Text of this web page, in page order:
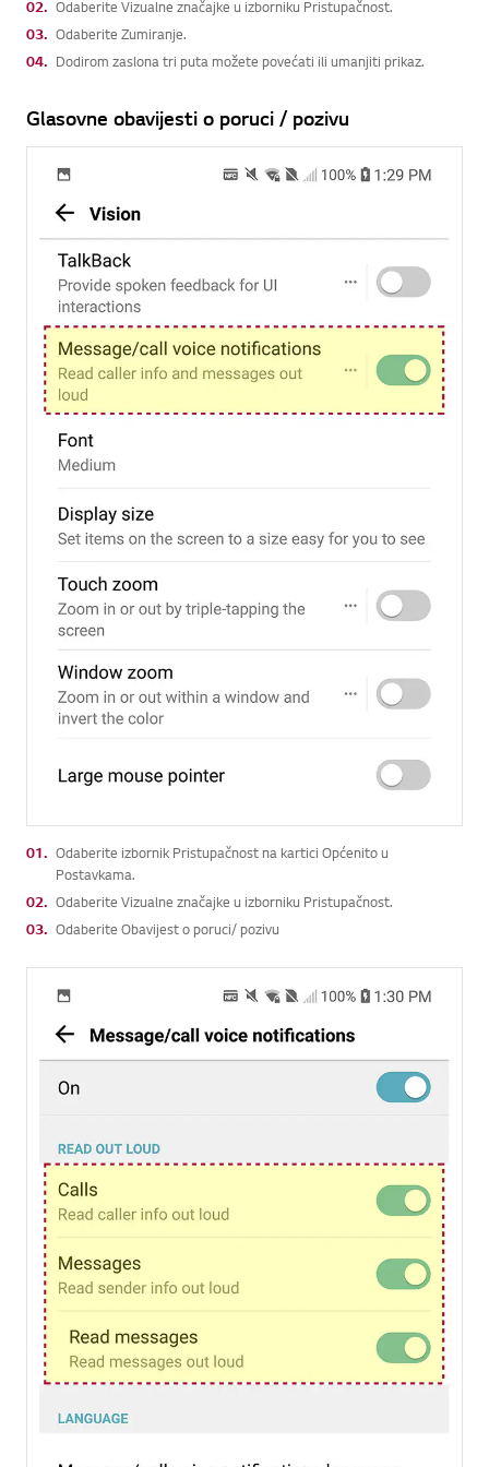
02. Odaberite Vizualne značajke u izborniku Pristupačnost.
03. Odaberite Zumiranje.
04. Dodirom zaslona tri puta možete povećati ili umanjiti prikaz.
Glasovne obavijesti o poruci / pozivu
01. Odaberite izbornik Pristupačnost na kartici Općenito u
Postavkama.
02. Odaberite Vizualne značajke u izborniku Pristupačnost.
03. Odaberite Obavijest o poruci/ pozivu